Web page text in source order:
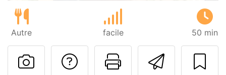
Autre facile 50 min
Imprimer
Poser une